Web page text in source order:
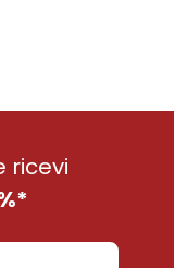
ricevi